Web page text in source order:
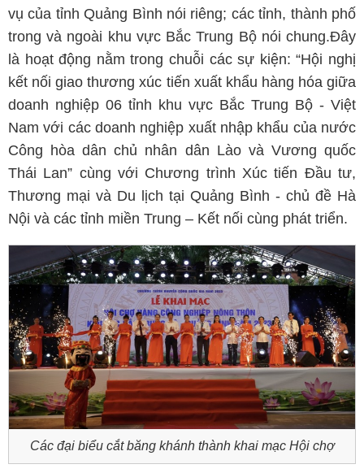
vụ của tỉnh Quảng Bình nói riêng; các tỉnh, thành phố
trong và ngoài khu vực Bắc Trung Bộ nói chung.Đây
là hoạt động nằm trong chuỗi các sự kiện: “Hội nghị
kết nối giao thương xúc tiến xuất khẩu hàng hóa giữa
doanh nghiệp 06 tỉnh khu vực Bắc Trung Bộ - Việt
Nam với các doanh nghiệp xuất nhập khẩu của nước
Công hòa dân chủ nhân dân Lào và Vương quốc
Thái Lan” cùng với Chương trình Xúc tiến Đầu tư,
Thương mại và Du lịch tại Quảng Bình - chủ đề Hà
Nội và các tỉnh miền Trung – Kết nối cùng phát triển.
Các đại biểu cắt băng khánh thành khai mạc Hội chợ